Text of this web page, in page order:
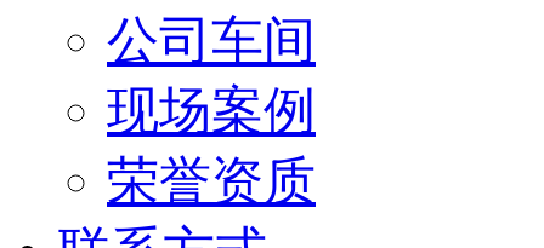
公司车间
现场案例
荣誉资质